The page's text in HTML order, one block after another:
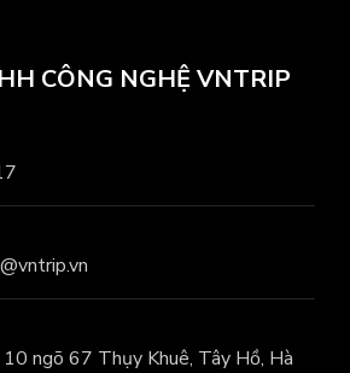
CÔNG NGHỆ VNTRIP
10 ngõ 67 Thụy Khuê, Tây Hồ, Hà